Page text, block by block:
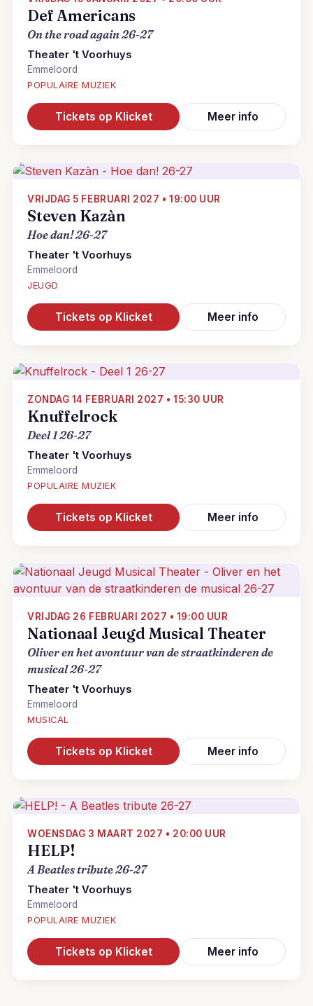
Def Americans
On the road again 26-27
Theater 't Voorhuys
Emmeloord
POPULAIRE MUZIEK
Tickets op Klicket Meer info
VRIJDAG 5 FEBRUARI 2027 • 19:00 UUR
Steven Kazàn
Hoe dan! 26-27
Theater 't Voorhuys
Emmeloord
JEUGD
Tickets op Klicket Meer info
ZONDAG 14 FEBRUARI 2027 • 15:30 UUR
Knuffelrock
Deel 1 26-27
Theater 't Voorhuys
Emmeloord
POPULAIRE MUZIEK
Tickets op Klicket Meer info
VRIJDAG 26 FEBRUARI 2027 • 19:00 UUR
Nationaal Jeugd Musical Theater
Oliver en het avontuur van de straatkinderen de
musical 26-27
Theater 't Voorhuys
Emmeloord
MUSICAL
Tickets op Klicket Meer info
WOENSDAG 3 MAART 2027 • 20:00 UUR
HELP!
A Beatles tribute 26-27
Theater 't Voorhuys
Emmeloord
POPULAIRE MUZIEK
Tickets op Klicket Meer info